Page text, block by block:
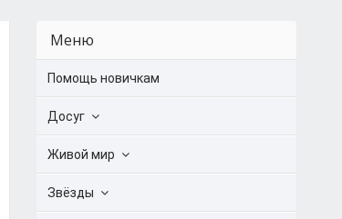
Меню
Помощь новичкам
Досуг
Живой мир
Звёзды